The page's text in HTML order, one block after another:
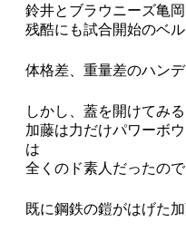
鈴井とブラウニーズ亀岡
残酷にも試合開始のベ
体格差、重量差のハン
しかし、蓋を開けてみ
加藤は力だけパワーボ
は
全くのド素人だったので
既に鋼鉄の鎧がはげた